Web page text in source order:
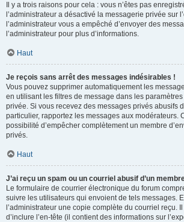
Il y a trois raisons pour cela : vous n’êtes pas
l’administrateur a désactivé la messagerie privée sur
l’administrateur vous a empêché d’envoyer des
l’administrateur pour plus d’informations.
Haut
Je reçois sans arrêt des messages indésirables !
Vous pouvez supprimer automatiquement les
en utilisant les filtres de message dans les
privée. Si vous recevez des messages privés abusifs
particulier, rapportez les messages aux modérateurs.
possibilité d’empêcher complètement un membre
privés.
Haut
J’ai reçu un spam ou un courriel abusif d’un
Le formulaire de courrier électronique du forum
suivre les utilisateurs qui envoient de tels messages.
l’administrateur une copie complète du courriel reçu.
d’inclure l’en-tête (il contient des informations sur